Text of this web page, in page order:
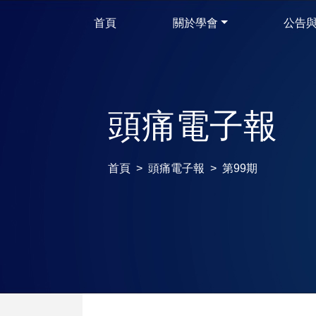
首頁 關於學會 公告
頭痛電子報
首頁 頭痛電子報 第99期